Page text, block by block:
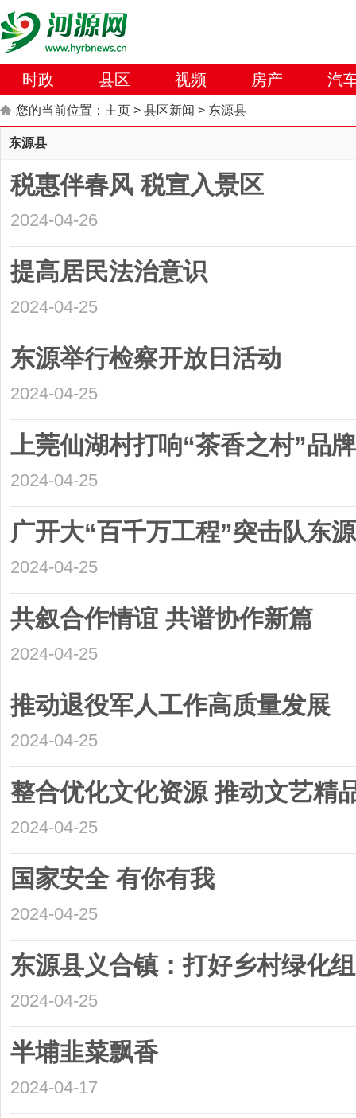
时政 县区 视频 房产 汽
您的当前位置： 主页 > 县区新闻 > 东源县
东源县
税惠伴春风 税宣入景区
2024-04-26
提高居民法治意识
2024-04-25
东源举行检察开放日活动
2024-04-25
上莞仙湖村打响“茶香之村”品牌
2024-04-25
广开大“百千万工程”突击队东
2024-04-25
共叙合作情谊 共谱协作新篇
2024-04-25
推动退役军人工作高质量发展
2024-04-25
整合优化文化资源 推动文艺精
2024-04-25
国家安全 有你有我
2024-04-25
东源县义合镇：打好乡村绿化
2024-04-25
半埔韭菜飘香
2024-04-17